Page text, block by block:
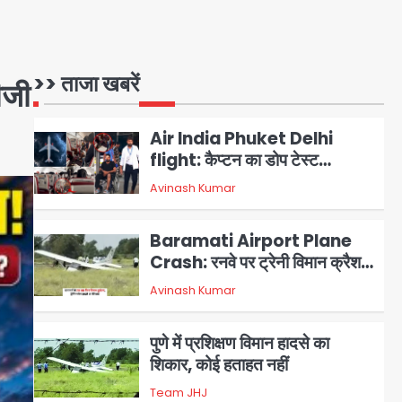
>> ताजा खबरें
2
flight: कैप्टन का डोप टेस्ट
पॉजिटिव, 17 घायल; DGCA जांच
जारी
Avinash Kumar
3
Baramati Airport Plane
Crash: रनवे पर ट्रेनी विमान क्रैश,
जांच शुरू
Avinash Kumar
4
पुणे में प्रशिक्षण विमान हादसे का
शिकार, कोई हताहत नहीं
Team JHJ
Greater Noida Gas